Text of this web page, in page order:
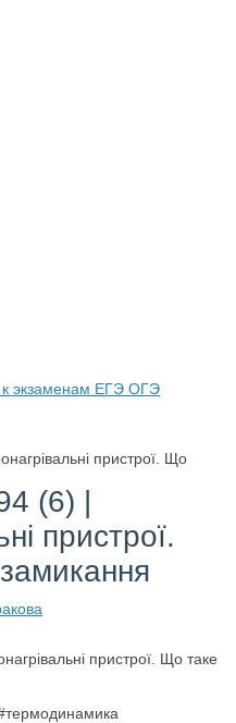
к экзаменам ЕГЭ ОГЭ
пристрої. Що
(6) |
пристрої.